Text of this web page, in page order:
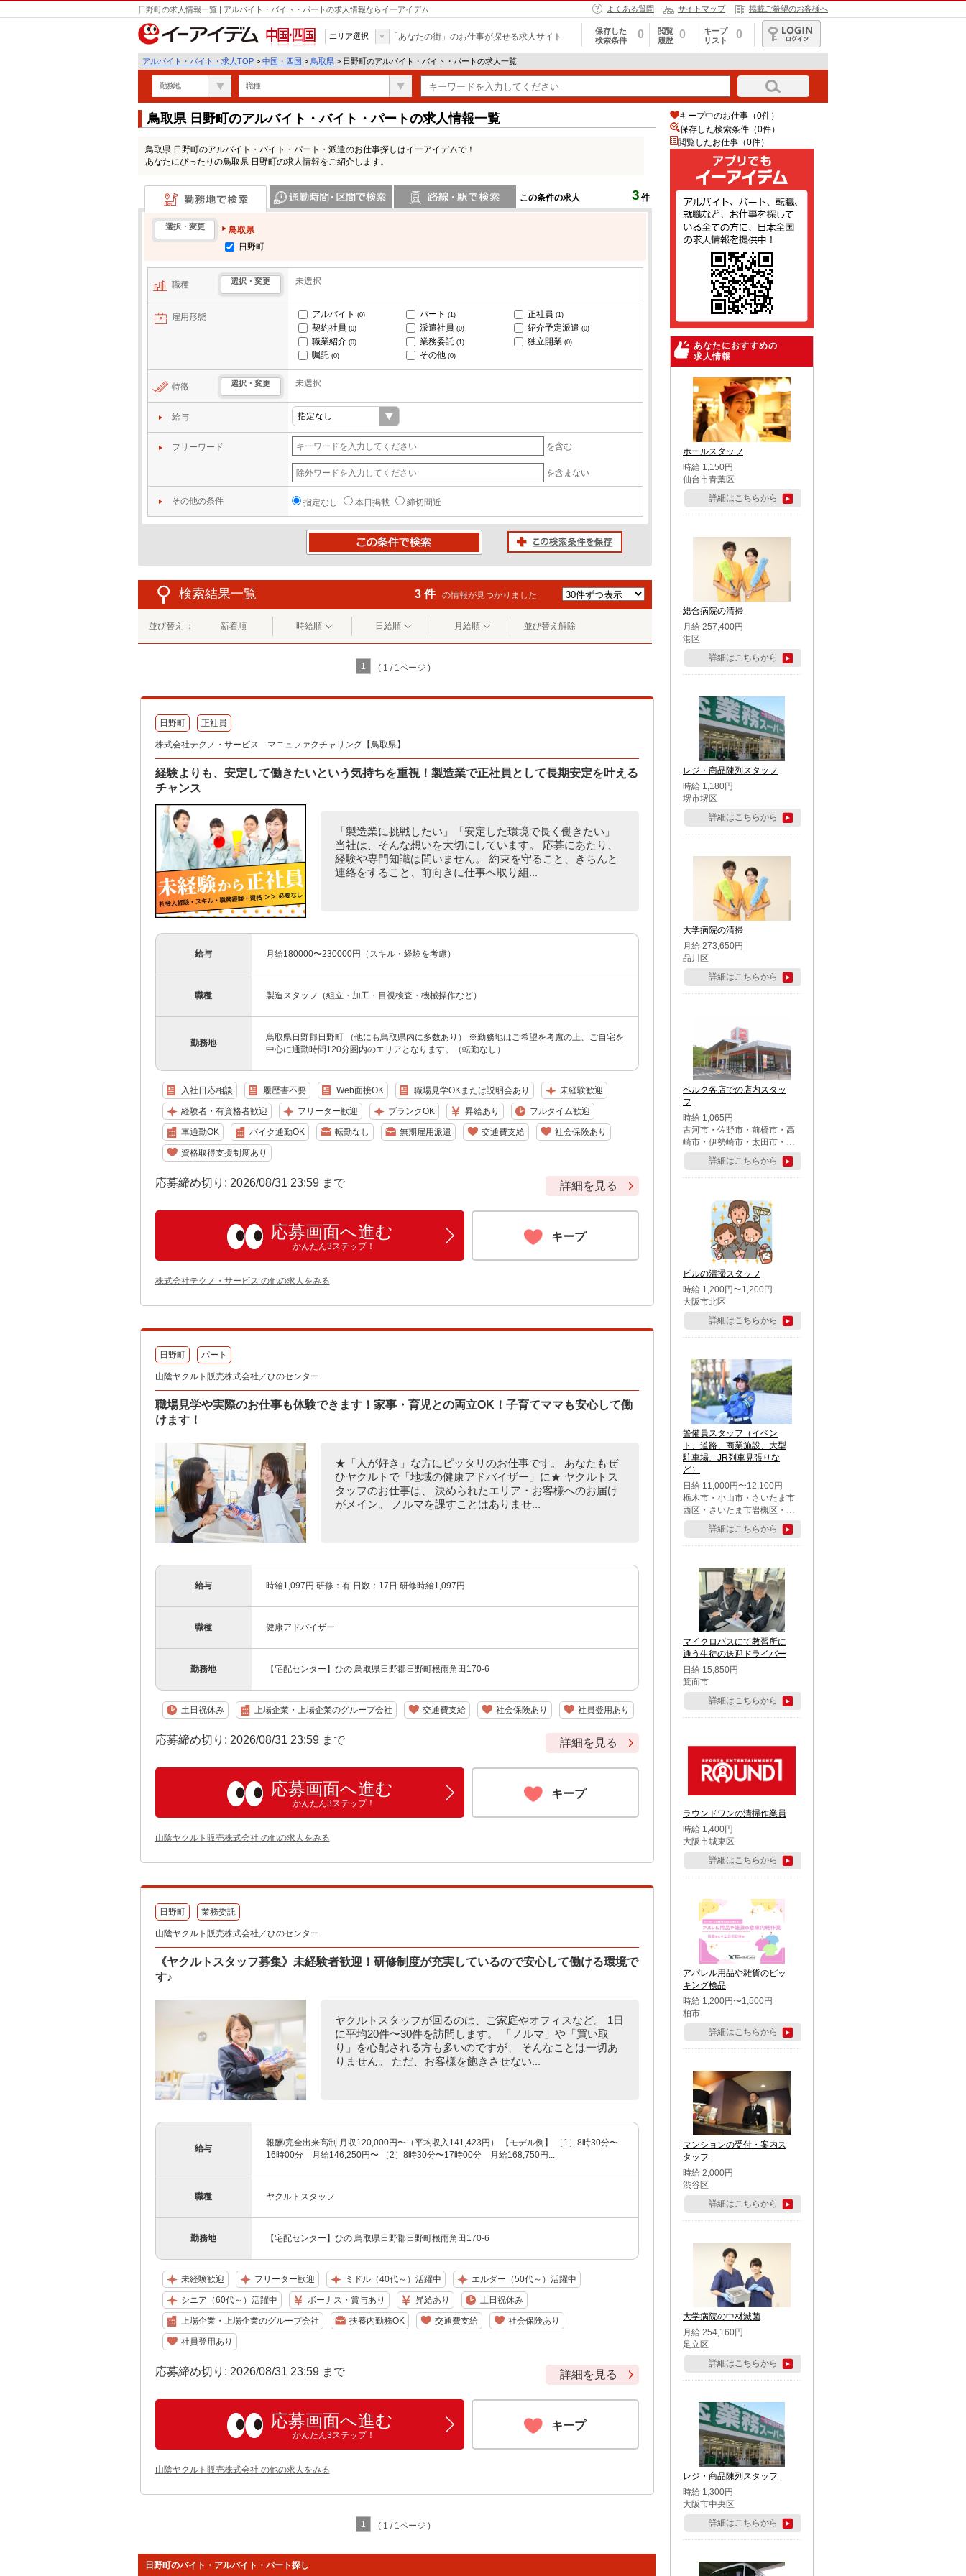
日野町の求人情報一覧 | アルバイト・バイト・パートの求人情報ならイーアイデム よくある質問 サイトマップ 掲載ご希望のお客様へ
中国・四国
エリア選択 「あなたの街」のお仕事が探せる求人サイト
保存した
検索条件
0
閲覧
履歴
0
キープ
リスト
0
ログイン
アルバイト・バイト・求人TOP > 中国・四国 > 鳥取県 > 日野町のアルバイト・バイト・パートの求人一覧
勤務地 職種
鳥取県 日野町のアルバイト・バイト・パートの求人情報一覧
鳥取県 日野町のアルバイト・バイト・パート・派遣のお仕事探しはイーアイデムで！
あなたにぴったりの鳥取県 日野町の求人情報をご紹介します。
この条件の求人 3 件
勤務地で検索
選択・変更
鳥取県
日野町
職種 選択・変更 未選択
雇用形態 アルバイト (0) パート (1) 正社員 (1)
契約社員 (0) 派遣社員 (0) 紹介予定派遣 (0)
職業紹介 (0) 業務委託 (1) 独立開業 (0)
嘱託 (0) その他 (0)
特徴 選択・変更 未選択
給与
フリーワード を含む
を含まない
その他の条件 指定なし 本日掲載 締切間近
検索結果一覧 3 件 の情報が見つかりました
並び替え ： 新着順 時給順 日給順 月給順 並び替え解除
1 ( 1 / 1ページ )
日野町 正社員
株式会社テクノ・サービス マニュファクチャリング【鳥取県】
経験よりも、安定して働きたいという気持ちを重視！製造業で正社員として長期安定を叶える
チャンス
「製造業に挑戦したい」「安定した環境で長く働きたい」
当社は、そんな想いを大切にしています。 応募にあたり、
経験や専門知識は問いません。 約束を守ること、きちんと
連絡をすること、前向きに仕事へ取り組...
給与 月給180000〜230000円（スキル・経験を考慮）
職種 製造スタッフ（組立・加工・目視検査・機械操作など）
勤務地
鳥取県日野郡日野町 （他にも鳥取県内に多数あり） ※勤務地はご希望を考慮の上、ご自宅を
中心に通勤時間120分圏内のエリアとなります。（転勤なし）
入社日応相談 履歴書不要 Web面接OK 職場見学OKまたは説明会あり 未経験歓迎
経験者・有資格者歓迎 フリーター歓迎 ブランクOK 昇給あり フルタイム歓迎
車通勤OK バイク通勤OK 転勤なし 無期雇用派遣 交通費支給 社会保険あり
資格取得支援制度あり
応募締め切り: 2026/08/31 23:59 まで 詳細を見る
応募画面へ進む
かんたん3ステップ！
キープ
株式会社テクノ・サービス の他の求人をみる
日野町 パート
山陰ヤクルト販売株式会社／ひのセンター
職場見学や実際のお仕事も体験できます！家事・育児との両立OK！子育てママも安心して働
けます！
★「人が好き」な方にピッタリのお仕事です。 あなたもぜ
ひヤクルトで「地域の健康アドバイザー」に★ ヤクルトス
タッフのお仕事は、 決められたエリア・お客様へのお届け
がメイン。 ノルマを課すことはありませ...
給与 時給1,097円 研修：有 日数：17日 研修時給1,097円
職種 健康アドバイザー
勤務地 【宅配センター】ひの 鳥取県日野郡日野町根雨角田170-6
土日祝休み 上場企業・上場企業のグループ会社 交通費支給 社会保険あり 社員登用あり
応募締め切り: 2026/08/31 23:59 まで 詳細を見る
応募画面へ進む
かんたん3ステップ！
キープ
山陰ヤクルト販売株式会社 の他の求人をみる
日野町 業務委託
山陰ヤクルト販売株式会社／ひのセンター
《ヤクルトスタッフ募集》未経験者歓迎！研修制度が充実しているので安心して働ける環境で
す♪
ヤクルトスタッフが回るのは、ご家庭やオフィスなど。 1日
に平均20件〜30件を訪問します。 「ノルマ」や「買い取
り」を心配される方も多いのですが、 そんなことは一切あ
りません。 ただ、お客様を飽きさせない...
給与
報酬/完全出来高制 月収120,000円〜（平均収入141,423円） 【モデル例】 ［1］8時30分〜
16時00分 月給146,250円〜 ［2］8時30分〜17時00分 月給168,750円...
職種 ヤクルトスタッフ
勤務地 【宅配センター】ひの 鳥取県日野郡日野町根雨角田170-6
未経験歓迎 フリーター歓迎 ミドル（40代～）活躍中 エルダー（50代～）活躍中
シニア（60代～）活躍中 ボーナス・賞与あり 昇給あり 土日祝休み
上場企業・上場企業のグループ会社 扶養内勤務OK 交通費支給 社会保険あり
社員登用あり
応募締め切り: 2026/08/31 23:59 まで 詳細を見る
応募画面へ進む
かんたん3ステップ！
キープ
山陰ヤクルト販売株式会社 の他の求人をみる
1 ( 1 / 1ページ )
日野町のバイト・アルバイト・パート探し
キープ中のお仕事（0件）
保存した検索条件（0件）
閲覧したお仕事（0件）
あなたにおすすめの
求人情報
ホールスタッフ
時給 1,150円
仙台市青葉区
詳細はこちらから
総合病院の清掃
月給 257,400円
港区
詳細はこちらから
レジ・商品陳列スタッフ
時給 1,180円
堺市堺区
詳細はこちらから
大学病院の清掃
月給 273,650円
品川区
詳細はこちらから
ベルク各店での店内スタッ
フ
時給 1,065円
古河市・佐野市・前橋市・高
崎市・伊勢崎市・太田市・館
林市・藤岡市・大泉町・さい
たま市北区・川越市・熊谷
市・行田市・秩父市・所沢
市・鶴ケ島市・千葉市中央
区・市川市・松戸市・習志野
市・柏市・流山市・八千代
市・足立区・江戸川区・八王
子市・町田市
詳細はこちらから
ビルの清掃スタッフ
時給 1,200円〜1,200円
大阪市北区
詳細はこちらから
警備員スタッフ（イベン
ト、道路、商業施設、大型
駐車場、JR列車見張りな
ど）
日給 11,000円〜12,100円
栃木市・小山市・さいたま市
西区・さいたま市岩槻区・久
喜市・蓮田市
詳細はこちらから
マイクロバスにて教習所に
通う生徒の送迎ドライバー
日給 15,850円
箕面市
詳細はこちらから
ラウンドワンの清掃作業員
時給 1,400円
大阪市城東区
詳細はこちらから
アパレル用品や雑貨のピッ
キング検品
時給 1,200円〜1,500円
柏市
詳細はこちらから
マンションの受付・案内ス
タッフ
時給 2,000円
渋谷区
詳細はこちらから
大学病院の中材滅菌
月給 254,160円
足立区
詳細はこちらから
レジ・商品陳列スタッフ
時給 1,300円
大阪市中央区
詳細はこちらから